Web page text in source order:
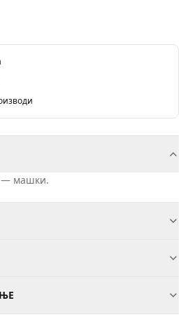
— машки.
кожа / текстил
5,00 €